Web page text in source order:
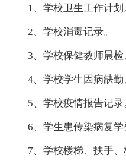
1、学校卫生工作计划
2、学校消毒记录。
3、学校保健教师晨检
4、学校学生因病缺勤
5、学校疫情报告记录
6、学生患传染病复学
7、学校楼梯、扶手、